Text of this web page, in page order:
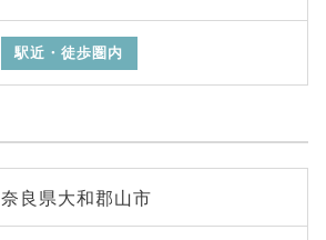
駅近・徒歩圏内
奈良県大和郡山市